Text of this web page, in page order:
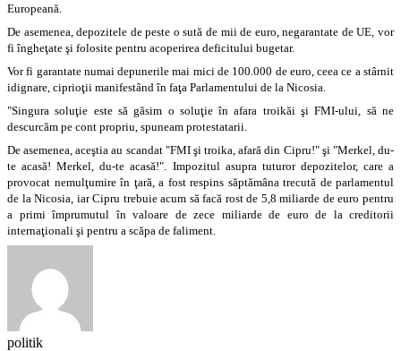
Europeană.
De asemenea, depozitele de peste o sută de mii de euro, negarantate de UE, vor
fi îngheţate şi folosite pentru acoperirea deficitului bugetar.
Vor fi garantate numai depunerile mai mici de 100.000 de euro, ceea ce a stârnit
idignare, ciprioţii manifestând în faţa Parlamentului de la Nicosia.
"Singura soluţie este să găsim o soluţie în afara troikăi şi FMI-ului, să ne
descurcăm pe cont propriu, spuneam protestatarii.
De asemenea, aceştia au scandat "FMI şi troika, afară din Cipru!" şi "Merkel, du-
te acasă! Merkel, du-te acasă!". Impozitul asupra tuturor depozitelor, care a
provocat nemulţumire în ţară, a fost respins săptămâna trecută de parlamentul
de la Nicosia, iar Cipru trebuie acum să facă rost de 5,8 miliarde de euro pentru
a primi împrumutul în valoare de zece miliarde de euro de la creditorii
internaţionali şi pentru a scăpa de faliment.
politik